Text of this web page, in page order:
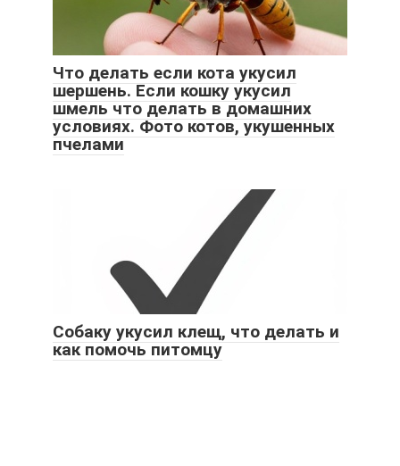
Что делать если кота укусил
шершень. Если кошку укусил
шмель что делать в домашних
условиях. Фото котов, укушенных
пчелами
Собаку укусил клещ, что делать и
как помочь питомцу